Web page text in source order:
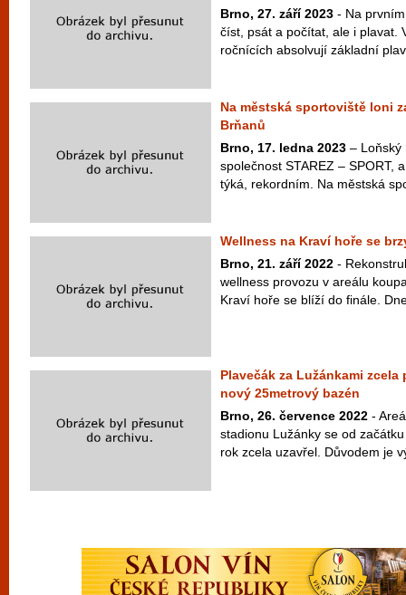
Brno, 27. září 2023 - Na
číst, psát a počítat, ale i plavat.
ročnících absolvují základní
Na městská sportoviště loni
Brňanů
Brno, 17. ledna 2023 – Loňský
společnost STAREZ – SPORT,
týká, rekordním. Na městská
Wellness na Kraví hoře se
Brno, 21. září 2022 -
wellness provozu v areálu
Kraví hoře se blíží do finále.
Plavečák za Lužánkami
nový 25metrový bazén
Brno, 26. července 2022 -
stadionu Lužánky se od
rok zcela uzavřel. Důvodem je